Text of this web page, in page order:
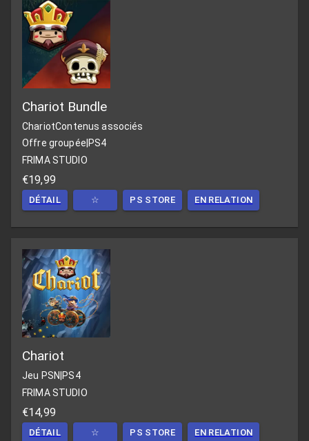
Chariot Bundle
ChariotContenus associés
Offre groupée PS4
FRIMA STUDIO
€19,99
DÉTAIL ☆ PS STORE EN RELATION
Chariot
Jeu PSN PS4
FRIMA STUDIO
€14,99
DÉTAIL ☆ PS STORE EN RELATION